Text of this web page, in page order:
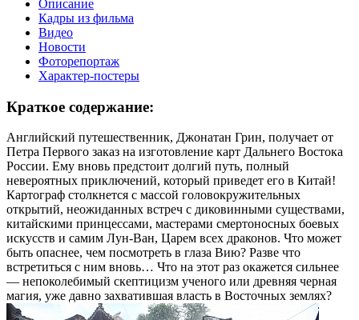
Описание
Кадры из фильма
Видео
Новости
Фоторепортаж
Характер-постеры
Краткое содержание:
Английский путешественник, Джонатан Грин, получает от
Петра Первого заказ на изготовление карт Дальнего Востока
России. Ему вновь предстоит долгий путь, полный
невероятных приключений, который приведет его в Китай!
Картограф столкнется с массой головокружительных
открытий, неожиданных встреч с диковинными существами,
китайскими принцессами, мастерами смертоносных боевых
искусств и самим Лун-Ван, Царем всех драконов. Что может
быть опаснее, чем посмотреть в глаза Вию? Разве что
встретиться с ним вновь… Что на этот раз окажется сильнее
— непоколебимый скептицизм ученого или древняя черная
магия, уже давно захватившая власть в Восточных землях?